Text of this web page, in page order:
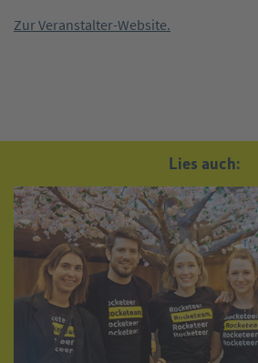
Zur Veranstalter-Website.
Lies auch: